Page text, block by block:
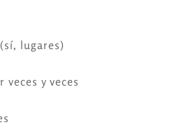
lugares)
veces y veces